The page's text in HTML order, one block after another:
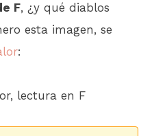
F, ¿y qué diablos
esta imagen, se
: